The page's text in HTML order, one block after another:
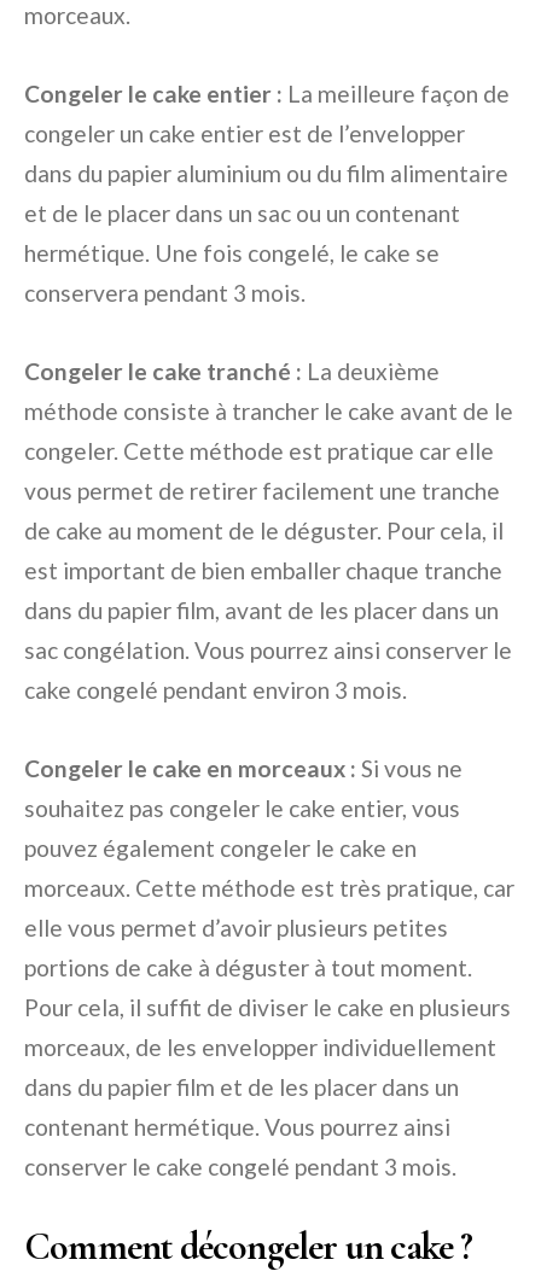
morceaux.
Congeler le cake entier : La meilleure façon de
congeler un cake entier est de l’envelopper
dans du papier aluminium ou du film alimentaire
et de le placer dans un sac ou un contenant
hermétique. Une fois congelé, le cake se
conservera pendant 3 mois.
Congeler le cake tranché : La deuxième
méthode consiste à trancher le cake avant de le
congeler. Cette méthode est pratique car elle
vous permet de retirer facilement une tranche
de cake au moment de le déguster. Pour cela, il
est important de bien emballer chaque tranche
dans du papier film, avant de les placer dans un
sac congélation. Vous pourrez ainsi conserver le
cake congelé pendant environ 3 mois.
Congeler le cake en morceaux : Si vous ne
souhaitez pas congeler le cake entier, vous
pouvez également congeler le cake en
morceaux. Cette méthode est très pratique, car
elle vous permet d’avoir plusieurs petites
portions de cake à déguster à tout moment.
Pour cela, il suffit de diviser le cake en plusieurs
morceaux, de les envelopper individuellement
dans du papier film et de les placer dans un
contenant hermétique. Vous pourrez ainsi
conserver le cake congelé pendant 3 mois.
Comment décongeler un cake ?